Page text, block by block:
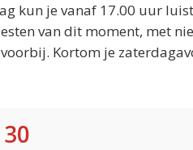
kun je vanaf 17.00 uur
van dit moment, met
Kortom je